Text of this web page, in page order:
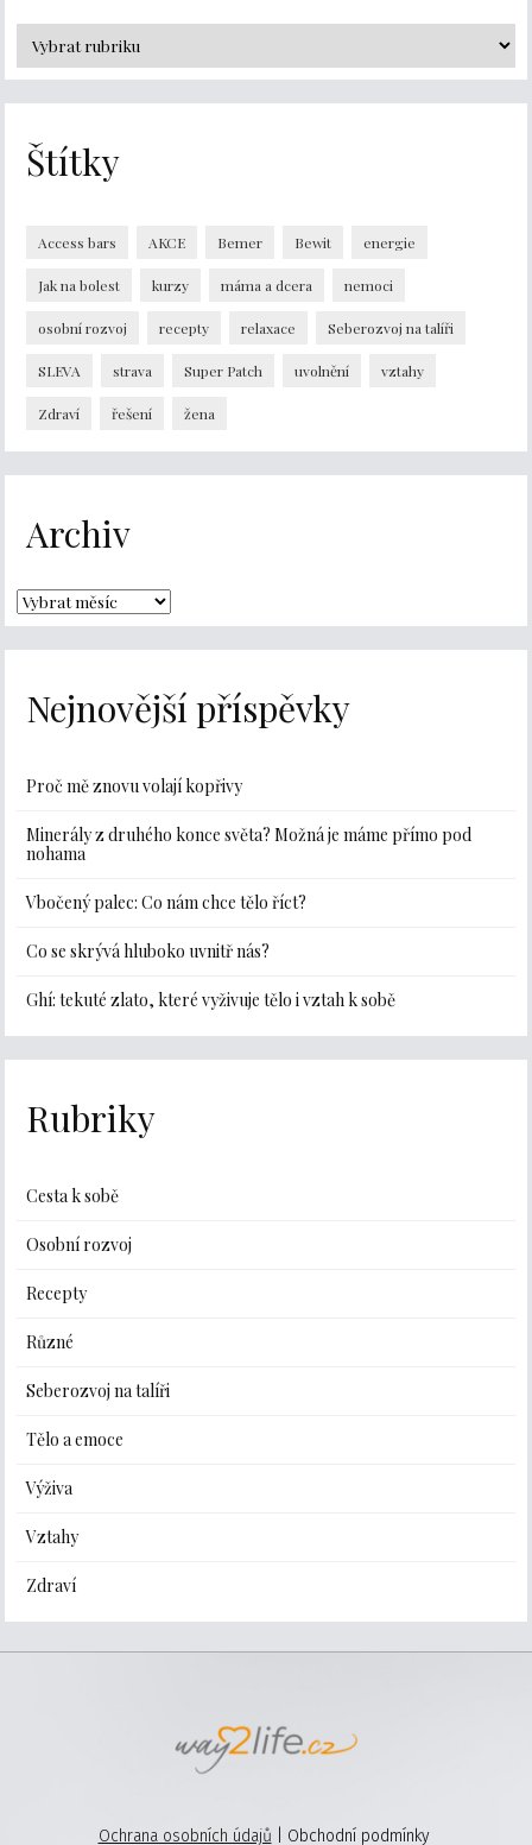
Štítky
Access bars AKCE Bemer Bewit energie
Jak na bolest kurzy máma a dcera nemoci
osobní rozvoj recepty relaxace Seberozvoj na talíři
SLEVA strava Super Patch uvolnění vztahy
Zdraví řešení žena
Archiv
Nejnovější příspěvky
Proč mě znovu volají kopřivy
Minerály z druhého konce světa? Možná je máme přímo pod
nohama
Vbočený palec: Co nám chce tělo říct?
Co se skrývá hluboko uvnitř nás?
Ghí: tekuté zlato, které vyživuje tělo i vztah k sobě
Rubriky
Cesta k sobě
Osobní rozvoj
Recepty
Různé
Seberozvoj na talíři
Tělo a emoce
Výživa
Vztahy
Zdraví
Ochrana osobních údajů | Obchodní podmínky